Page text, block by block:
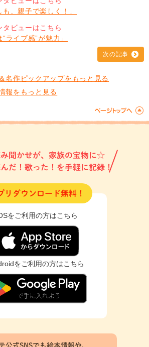
も、親子で楽しく！」
ビューはこちら
ライブ感”が魅力」
次の記事
名作ピックアップをもっと見る
報をもっと見る
み聞かせが、家族の宝物に☆
だ！歌った！を手軽に記録！
リダウンロード無料！
をご利用の方はこちら
をご利用の方はこちら